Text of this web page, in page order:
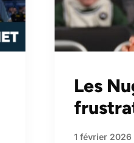
Les
1 février 2026